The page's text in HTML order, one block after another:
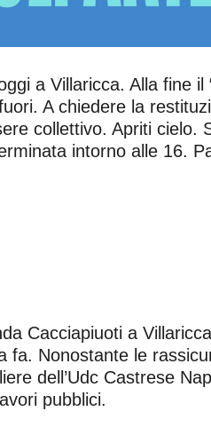
a Villaricca. Alla fine
A chiedere la
collettivo. Apriti
intorno alle 16.
Cacciapiuoti a
fa. Nonostante le
dell’Udc Castrese
pubblici.